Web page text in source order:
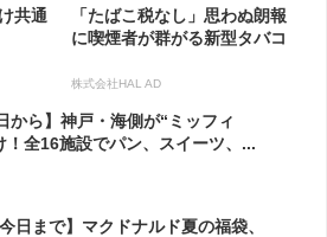
共通
「たばこ税なし」思わぬ朗報
に喫煙者が群がる新型タバコ
株式会社HAL AD
から】神戸・海側が“ミッフィ
！全16施設でパン、スイーツ、...
今日まで】マクドナルド夏の福袋、